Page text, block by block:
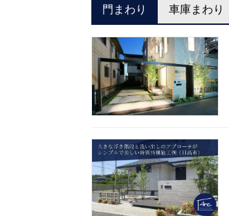
門まわり 車庫まわり